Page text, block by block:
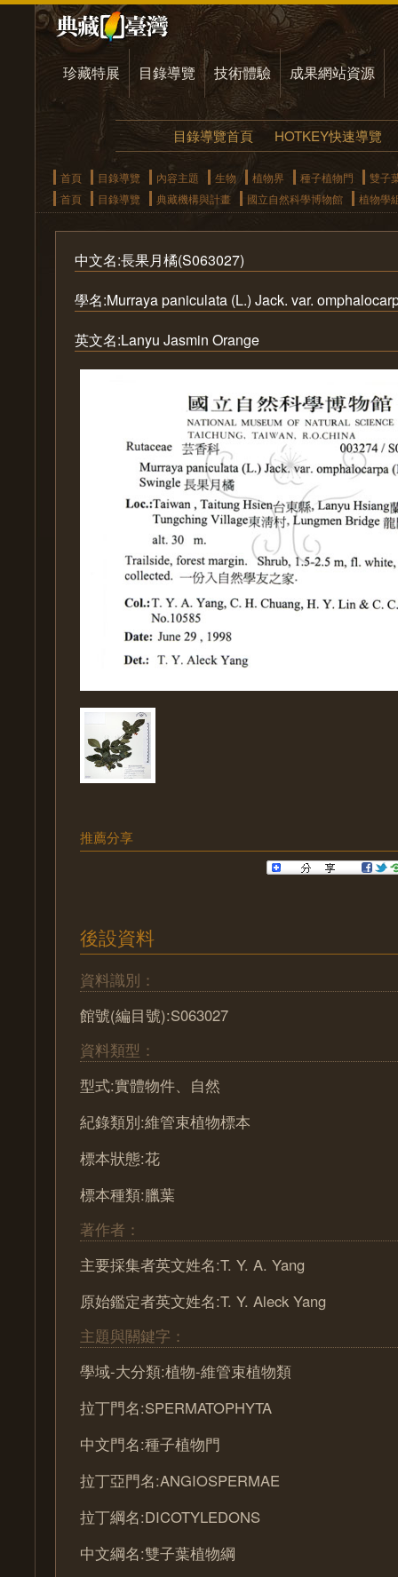
珍藏特展 目錄導覽 技術體驗 成果網站資源
目錄導覽首頁 HOTKEY快速導覽
首頁 目錄導覽 內容主題 生物 植物界 種子植物門
雙子
首頁
目錄導覽 典藏機構與計畫 國立自然科學博物館 植物學
中文名:長果月橘(S063027)
學名:Murraya paniculata (L.) Jack. var.
英文名:Lanyu Jasmin Orange
推薦分享
後設資料
資料識別：
館號(編目號):S063027
資料類型：
型式:實體物件、自然
紀錄類別:維管束植物標本
標本狀態:花
標本種類:臘葉
著作者：
主要採集者英文姓名:T. Y. A. Yang
原始鑑定者英文姓名:T. Y. Aleck Yang
主題與關鍵字：
學域-大分類:植物-維管束植物類
拉丁門名:SPERMATOPHYTA
中文門名:種子植物門
拉丁亞門名:ANGIOSPERMAE
拉丁綱名:DICOTYLEDONS
中文綱名:雙子葉植物綱